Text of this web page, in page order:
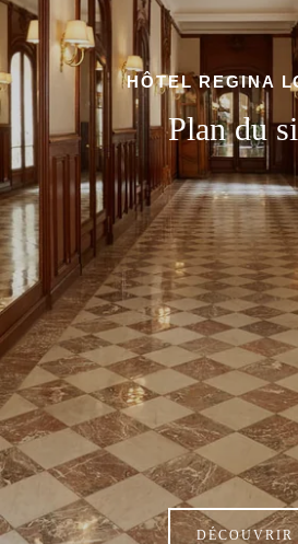
HÔTEL REGINA
Plan du
DÉCOUVRIR